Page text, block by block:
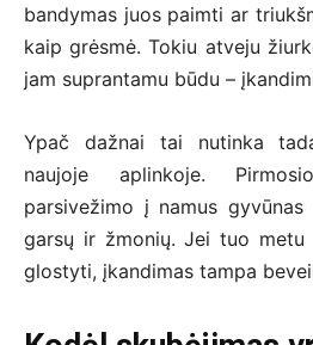
bandymas juos paimti ar
kaip grėsmė. Tokiu atveju
jam suprantamu būdu –
Ypač dažnai tai nutinka
naujoje aplinkoje.
parsivežimo į namus
garsų ir žmonių. Jei tuo
glostyti, įkandimas tampa